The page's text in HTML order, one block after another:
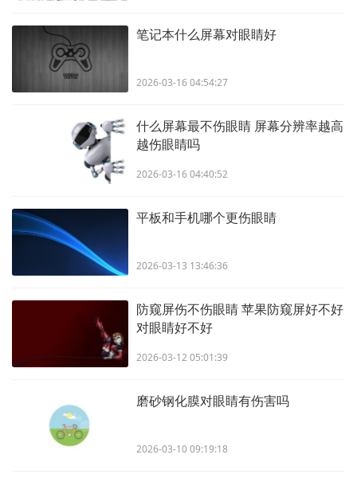
笔记本什么屏幕对眼睛好
2026-03-16 04:54:27
什么屏幕最不伤眼睛 屏幕分辨率越高
越伤眼睛吗
2026-03-16 04:40:52
平板和手机哪个更伤眼睛
2026-03-13 13:46:36
防窥屏伤不伤眼睛 苹果防窥屏好不好
对眼睛好不好
2026-03-12 05:01:39
磨砂钢化膜对眼睛有伤害吗
2026-03-10 09:19:18